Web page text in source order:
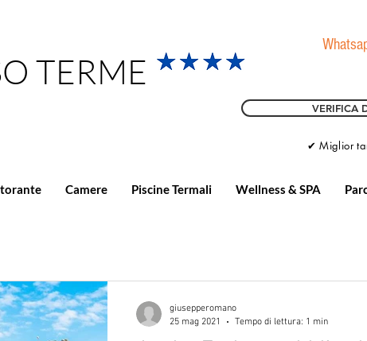
TERME
VERIFICA
✔ Miglior
Camere Piscine Termali Wellness & SPA
giusepperomano
25 mag 2021
Tempo di lettura: 1 min